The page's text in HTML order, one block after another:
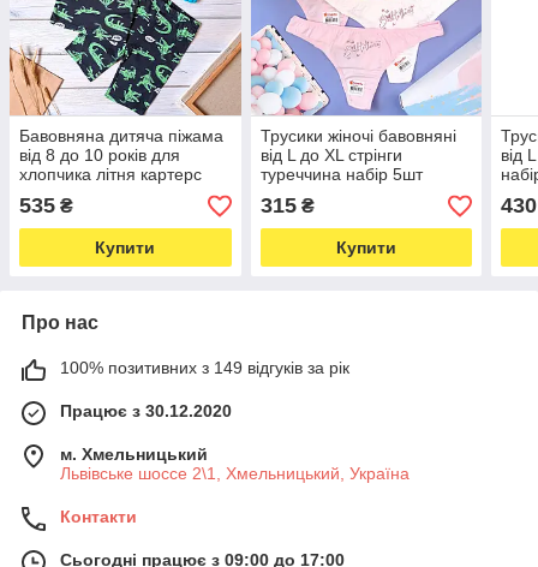
Бавовняна дитяча піжама
від 8 до 10 років для
хлопчика літня картерс
трикотажні піжами 128-
1142см
535 ₴
Купити
Трусики жіночі бавовняні
від L до XL стрінги
туреччина набір 5шт
жіночих трусів донелла
нижня білизна
315₴
Купити
від
430
Про нас
100% позитивних з 149 відгуків за рік
Працює з 30.12.2020
м. Хмельницький
Львівське шоссе 2\1, Хмельницький, Україна
Контакти
Сьогодні працює з 09:00 до 17:00